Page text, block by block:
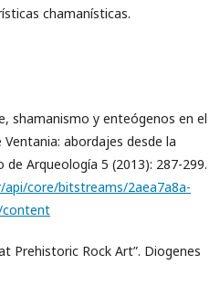
chamanísticas.
shamanismo y enteógenos en el
abordajes desde la
Arqueología 5 (2013): 287-299.
api/core/bitstreams/2aea7a8a-
content
Prehistoric Rock Art”. Diogenes